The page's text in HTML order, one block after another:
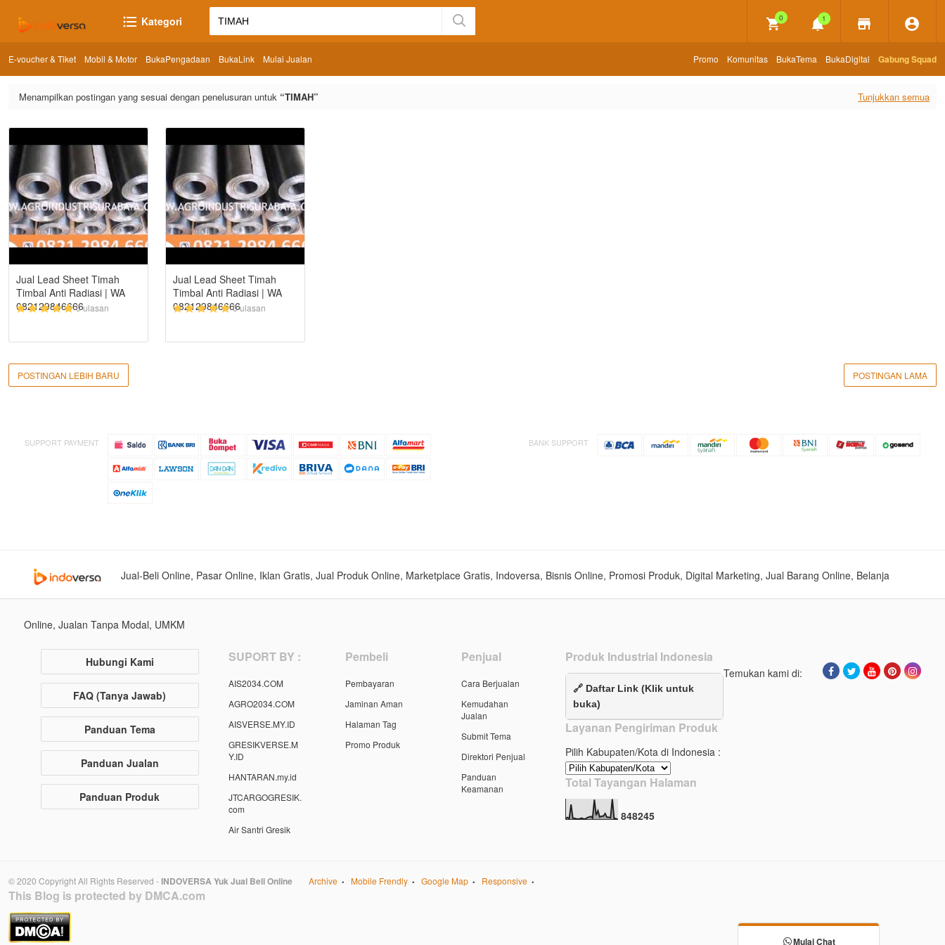
Kategori 0 1
E-voucher & Tiket Mobil & Motor BukaPengadaan BukaLink Mulai Jualan Promo Komunitas BukaTema BukaDigital Gabung Squad
Menampilkan postingan yang sesuai dengan penelusuran untuk TIMAH Tunjukkan semua
Jual Lead Sheet Timah
Timbal Anti Radiasi | WA
0821298466660 ulasan
Jual Lead Sheet Timah
Timbal Anti Radiasi | WA
0821298466660 ulasan
POSTINGAN LEBIH BARU POSTINGAN LAMA
SUPPORT PAYMENT BANK SUPPORT
Jual-Beli Online, Pasar Online, Iklan Gratis, Jual Produk Online, Marketplace Gratis, Indoversa, Bisnis Online, Promosi Produk, Digital Marketing, Jual Barang Online, Belanja
Online, Jualan Tanpa Modal, UMKM
Temukan kami di:
Hubungi Kami
FAQ (Tanya Jawab)
Panduan Tema
Panduan Jualan
Panduan Produk
SUPORT BY :
AIS2034.COM
AGRO2034.COM
AISVERSE.MY.ID
GRESIKVERSE.M
Y.ID
HANTARAN.my.id
JTCARGOGRESIK.
com
Air Santri Gresik
Pembeli
Pembayaran
Jaminan Aman
Halaman Tag
Promo Produk
Penjual
Cara Berjualan
Kemudahan
Jualan
Submit Tema
Direktori Penjual
Panduan
Keamanan
Produk Industrial Indonesia
🔗 Daftar Link (Klik untuk
buka)
Layanan Pengiriman Produk
Pilih Kabupaten/Kota di Indonesia :
Total Tayangan Halaman
848245
© 2020 Copyright All Rights Reserved -INDOVERSA Yuk Jual Beli Online Archive Mobile Frendly Google Map Responsive
This Blog is protected by DMCA.com
Mulai Chat